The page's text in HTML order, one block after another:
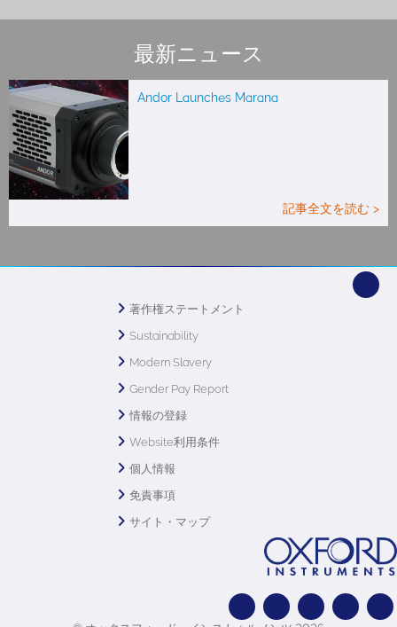
最新ニュース
Andor Launches Marana
記事全文を読む >
著作権ステートメント
Sustainability
Modern Slavery
Gender Pay Report
情報の登録
Website利用条件
個人情報
免責事項
サイト・マップ